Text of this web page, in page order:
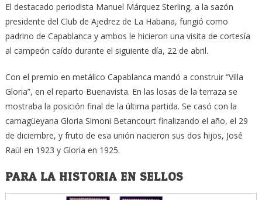
El destacado periodista Manuel Márquez Sterling, a la sazón
presidente del Club de Ajedrez de La Habana, fungió como
padrino de Capablanca y ambos le hicieron una visita de cortesía
al campeón caído durante el siguiente día, 22 de abril.
Con el premio en metálico Capablanca mandó a construir “Villa
Gloria”, en el reparto Buenavista. En las losas de la terraza se
mostraba la posición final de la última partida. Se casó con la
camagüeyana Gloria Simoni Betancourt finalizando el año, el 29
de diciembre, y fruto de esa unión nacieron sus dos hijos, José
Raúl en 1923 y Gloria en 1925.
PARA LA HISTORIA EN SELLOS